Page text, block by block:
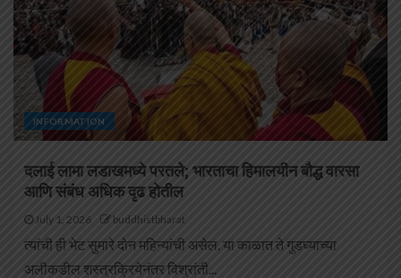
INFORMATION
दलाई लामा लडाखमध्ये परतले; भारताचा हिमालयीन बौद्ध वारसा
आणि संबंध अधिक दृढ होतील
July 1, 2026 buddhistbharat
त्यांची ही भेट सुमारे दोन महिन्यांची असेल. या काळात ते गुडघ्याच्या
अलीकडील शस्त्रक्रियेनंतर विश्रांती...